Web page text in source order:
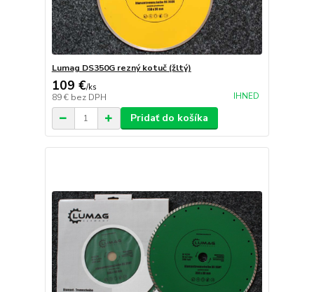
Lumag DS350G rezný kotuč (žltý)
109 €/ks
89 € bez DPH IHNED
Pridať do košíka